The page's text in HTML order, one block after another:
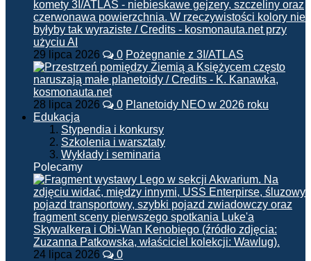
29 lipca 2026 0 Pożegnanie z 3I/ATLAS
28 lipca 2026 0 Planetoidy NEO w 2026 roku
Edukacja
Stypendia i konkursy
Szkolenia i warsztaty
Wykłady i seminaria
Polecamy
24 lipca 2026 0